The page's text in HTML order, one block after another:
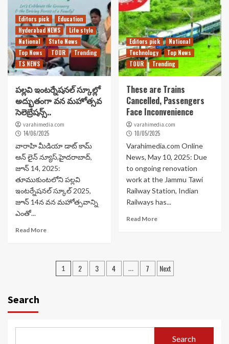
Editors pick
Education
Hyderabad NEWS
Life style
National
State News
Top News
TOUR
Trending
TS NEWS
పల్లవి ఇంటర్నేషనల్ స్కూల్లో
అద్భుతంగా వన మహోత్సవ
సెలెబ్రేషన్స్..
varahimedia.com
14/06/2025
వారాహి మీడియా డాట్ కామ్
ఆన్ లైన్ న్యూస్,హైదరాబాద్,
జూన్ 14, 2025:
తూముకుంటలోని పల్లవి
ఇంటర్నేషనల్ స్కూల్ 2025,
జూన్ 14న వన మహోత్సవాన్ని
ఎంతో...
Read More
Editors pick
National
Technology
Top News
TOUR
Trending
These are Trains
Cancelled, Passengers
Face Inconvenience
varahimedia.com
10/05/2025
Varahimedia.com Online
News, May 10, 2025: Due
to ongoing renovation
work at the Jammu Tawi
Railway Station, Indian
Railways has...
Read More
Posts
1 2 3 4 … 7 Next
Search
Search